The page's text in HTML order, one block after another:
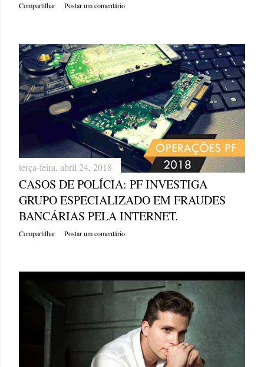
Compartilhar Postar um comentário
terça-feira, abril 24, 2018
CASOS DE POLÍCIA: PF INVESTIGA
GRUPO ESPECIALIZADO EM FRAUDES
BANCÁRIAS PELA INTERNET.
Compartilhar Postar um comentário